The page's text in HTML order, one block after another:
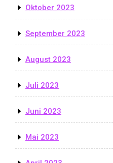
Oktober 2023
September 2023
August 2023
Juli 2023
Juni 2023
Mai 2023